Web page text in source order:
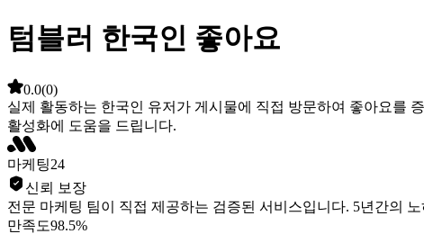
텀블러 한국인 좋아요
0.0(0)
실제 활동하는 한국인 유저가 게시물에 직접 방문하여 좋아요를
활성화에 도움을 드립니다.
마케팅24
신뢰 보장
전문 마케팅 팀이 직접 제공하는 검증된 서비스입니다. 5년간의
만족도98.5%